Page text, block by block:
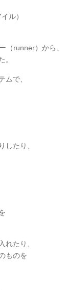
ル）
（runner）から、
。
ムで、
したり、
れたり、
ものを